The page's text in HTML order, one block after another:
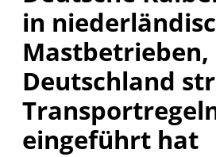
in
Deutschland
eingeführt hat